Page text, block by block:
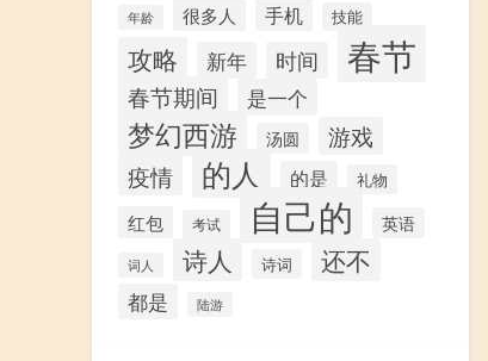
年龄 很多人 手机 技能
攻略 新年 时间 春节
春节期间 是一个
梦幻西游 汤圆 游戏
疫情 的人 的是 礼物
红包 考试 自己的 英语
词人 诗人 诗词 还不
都是 陆游